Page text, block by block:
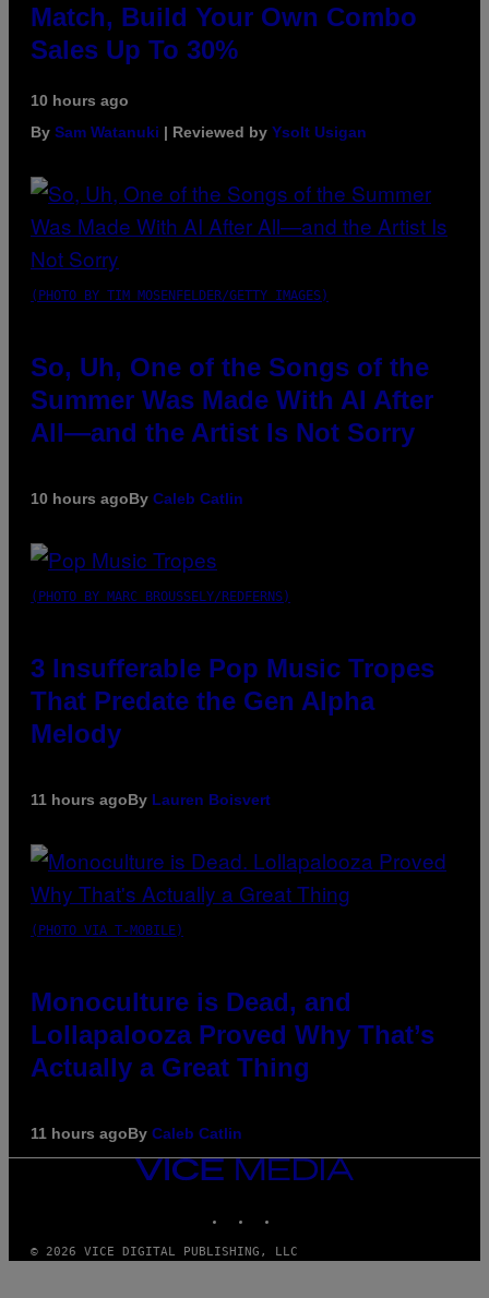
Match, Build Your Own Combo
Sales Up To 30%
10 hours ago
By Sam Watanuki | Reviewed by Ysolt Usigan
(PHOTO BY TIM MOSENFELDER/GETTY IMAGES)
So, Uh, One of the Songs of the
Summer Was Made With AI After
All—and the Artist Is Not Sorry
10 hours agoBy Caleb Catlin
(PHOTO BY MARC BROUSSELY/REDFERNS)
3 Insufferable Pop Music Tropes
That Predate the Gen Alpha
Melody
11 hours agoBy Lauren Boisvert
(PHOTO VIA T-MOBILE)
Monoculture is Dead, and
Lollapalooza Proved Why That’s
Actually a Great Thing
11 hours agoBy Caleb Catlin
VICE
MEDIA
© 2026 VICE DIGITAL PUBLISHING, LLC